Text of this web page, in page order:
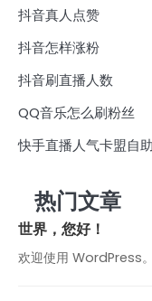
抖音真人点赞
抖音怎样涨粉
抖音刷直播人数
QQ音乐怎么刷粉丝
快手直播人气卡盟自
热门文章
世界，您好！
欢迎使用 WordPress